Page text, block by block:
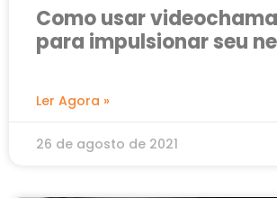
Como usar
para impulsionar seu
Ler Agora »
26 de agosto de 2021